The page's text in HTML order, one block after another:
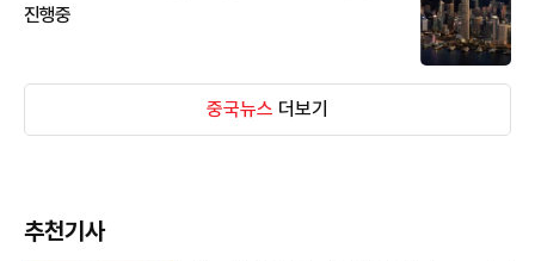
진행중
중국뉴스 더보기
추천기사